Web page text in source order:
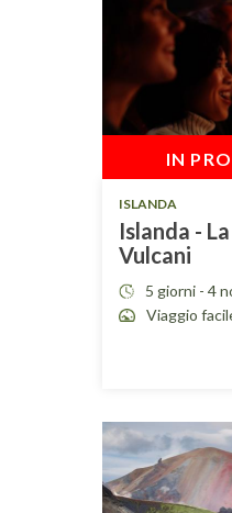
IN
ISLANDA
Islanda -
Vulcani
5 giorni - 4
Viaggio